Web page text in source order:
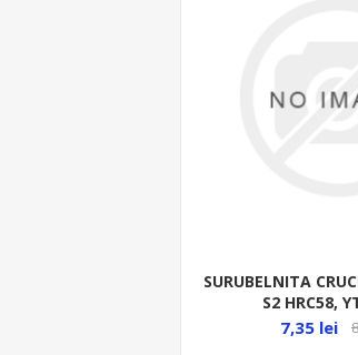
SURUBELNITA
S2 HRC58,
7,35 lei